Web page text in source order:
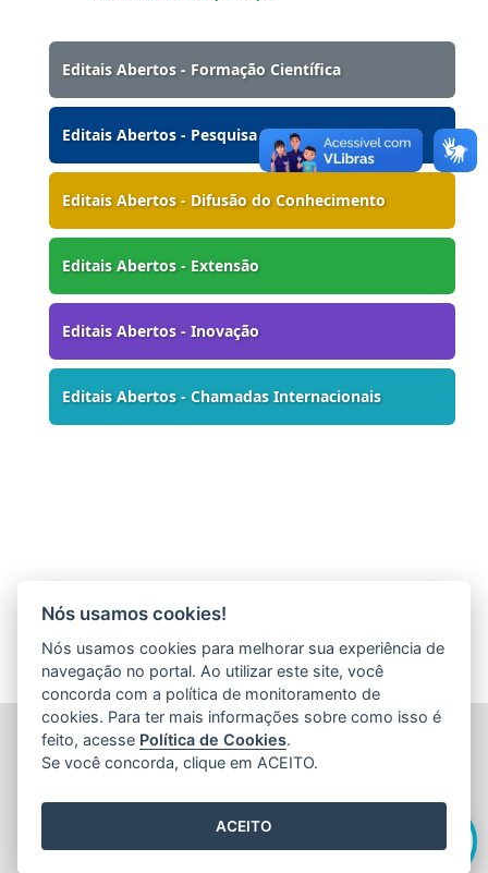
Editais Abertos - Formação Científica
Editais Abertos - Pesquisa
Editais Abertos - Difusão do Conhecimento
Editais Abertos - Extensão
Editais Abertos - Inovação
Editais Abertos - Chamadas Internacionais
Olá! Sou a
como posso te ajudar hoje?
FUNDAÇÃO DE AMPARO À PESQUISA E INOVAÇÃO DO
ESPÍRITO SANTO (FAPES)
CEP: 29066-380 - Vitória / ES
Tel.: 27 3636 1850
Nós usamos cookies!
Nós usamos cookies para melhorar sua experiência de
navegação no portal. Ao utilizar este site, você
concorda com a política de monitoramento de
cookies. Para ter mais informações sobre como isso é
feito, acesse Política de Cookies.
Se você concorda, clique em ACEITO.
ACEITO